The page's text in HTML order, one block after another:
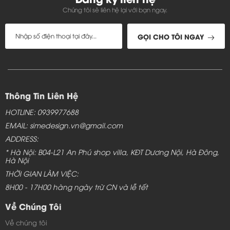
Kệ tivi phòng khách bằng gỗ đẹp -
TC349 bền bỉ, chắc chắn
Mẫu kệ Tivi đẹp
nhất hiện nay. Kệ Tivi làm từ loại gỗ Acrylic cao cấp, gỗ
Chúng tôi sẽ liên hệ lại với bạn ngay.
GỌI CHO TÔI NGAY
Thông Tin Liên Hệ
HOTLINE: 0939977688
EMAIL: simedesign.vn@gmail.com
ADDRESS:
* Hà Nội: B04-L21 An Phú shop villa, KĐT Dương Nội, Hà Đông,
Hà Nội
THỜI GIAN LÀM VIỆC:
8H00 - 17H00 hàng ngày trừ CN và lễ tết
Về Chúng Tôi
Về chúng tôi